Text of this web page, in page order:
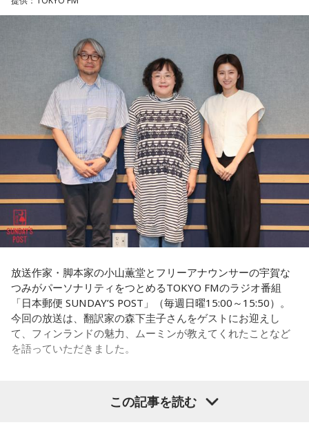
て、亡くなったと特定できないケースもあるんです。だか
ら、あの日、列車に乗っていて亡くなった方のご遺族の方に
お目にかかりたいんです」
8月5日、いのはなトンネルの近くでは、慰霊の集いが開かれ
ます。年々、乗客で銃撃を体験された方の出席は少なくな
り、去年はわずかにお二人でした。でも、出席される方の数
は、不思議と減ることがありません。
毎年、新たに銃撃を知った人たちが一度は手を合わせたいと
訪ねて下さるのだそうです。
去年の慰霊の集いに参列された、列車の車掌として乗務して
と思います。
「祖母は亡くなるまでずっと、『あの時、列車を発車させな
ければよかった……』そう言っていました」
大きな注目を集めています。きゃりーは「いろんな人から
気になっていました」と語り、今回の出演を熱烈オファーし
たことを明かします。
◆「今いちばんすごい人」と聞いて実現した初対談
きゃりーは、いろんなところからゆとりくんのお話を聞くこ
とが多かったそうで、クリエイティブディレクター・千原徹
也さんとのランチでも「今、きゃりーちゃんくらいの世代で
一番すごいんじゃないかな」と名前が挙がり、その後、ゆと
りくんのYouTubeチャンネルにOKAMOTO’Sのレイジさんが
出演していた回を見て「すごく話しやすそうな人だなと思っ
た」と興味を持ったそうです。
一方のゆとりくんも、きゃりーについて「物心ついたときか
月違いという共通点に加え、10代向けカルチャー・ファッシ
ョン誌「HR」の同じ号に掲載されていたことも判明し、2人
は当時を懐かしく振り返ります。ゆとりくんは「僕はスナッ
プの1人みたいな感じでしたけど、きゃりーさんは表紙。ずっ
とスターでした」と語り、「同じ雑誌に出ていたってことで
すね」ときゃりーも笑顔を見せました。
在約30のブランドを展開し、全国に約60店舗を構えているこ
とを紹介。ストリートブランドだけでなく、パジャマやレデ
放送作家・脚本家の小山薫堂とフリーアナウンサーの宇賀な
つみがパーソナリティをつとめるTOKYO FMのラジオ番組
「日本郵便 SUNDAY’S POST」（毎週日曜15:00～15:50）。
今回の放送は、翻訳家の森下圭子さんをゲストにお迎えし
て、フィンランドの魅力、ムーミンが教えてくれたことなど
を語っていただきました。
（左から）パーソナリティの小山薫堂、森下圭子さん、宇賀
この記事を読む